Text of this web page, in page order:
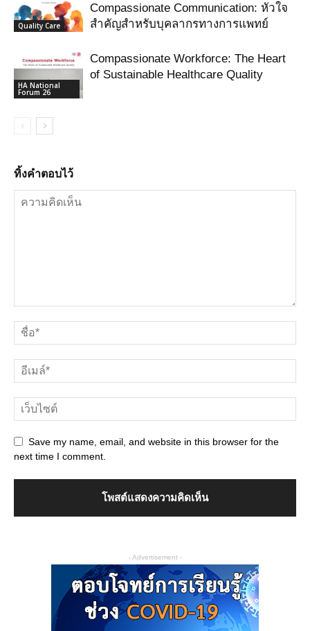
Quality Care
Compassionate Communication: หัวใจ
สำคัญสำหรับบุคลากรทางการแพทย์
HA National
Forum 26
Compassionate Workforce: The Heart
of Sustainable Healthcare Quality
ทิ้งคำตอบไว้
Save my name, email, and website in this browser for the
next time I comment.
- Advertisement -